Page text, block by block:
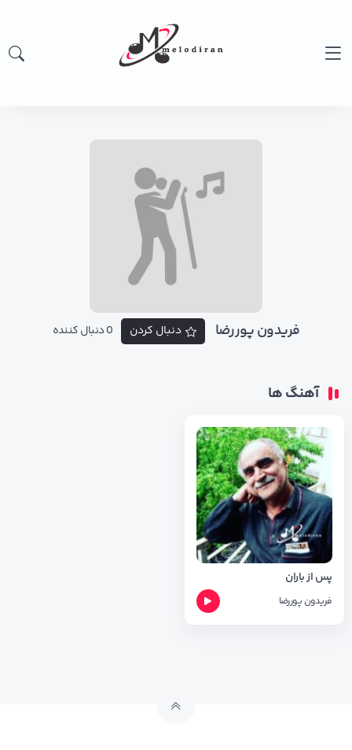
فریدون پوررضا دنبال کردن 0 دنبال کننده
آهنگ ها
پس از باران
فریدون پوررضا